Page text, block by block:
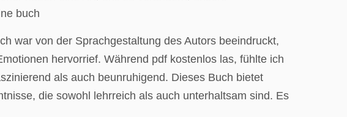
buch
war von der Sprachgestaltung des Autors beeindruckt,
hervorrief. Während pdf kostenlos las, fühlte ich
als auch beunruhigend. Dieses Buch bietet
die sowohl lehrreich als auch unterhaltsam sind. Es